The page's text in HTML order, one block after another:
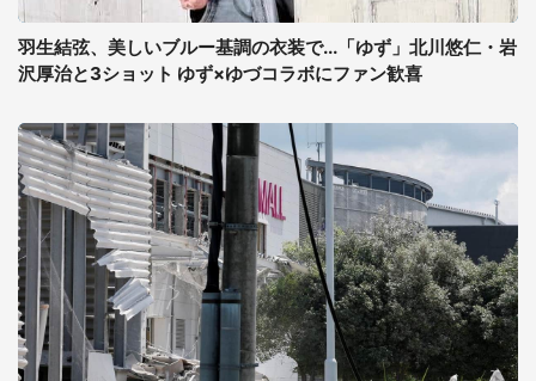
羽生結弦、美しいブルー基調の衣装で...「ゆず」北川悠仁・岩
沢厚治と3ショット ゆず×ゆづコラボにファン歓喜